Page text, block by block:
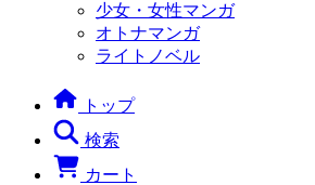
少女・女性マンガ
オトナマンガ
ライトノベル
トップ
検索
カート